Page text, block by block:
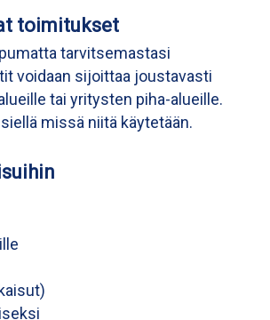
toimitukset
tarvitsemastasi
voidaan sijoittaa joustavasti
tai yritysten piha-alueille.
missä niitä käytetään.